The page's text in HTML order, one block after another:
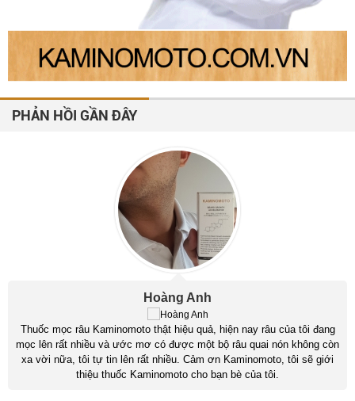
PHẢN HỒI GẦN ĐÂY
Hoàng Anh
Thuốc mọc râu Kaminomoto thật hiệu quả, hiện nay râu của tôi đang
mọc lên rất nhiều và ước mơ có được một bộ râu quai nón không còn
xa vời nữa, tôi tự tin lên rất nhiều. Cảm ơn Kaminomoto, tôi sẽ giới
thiệu thuốc Kaminomoto cho bạn bè của tôi.